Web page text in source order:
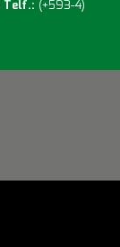
Telf.: (+593-4)